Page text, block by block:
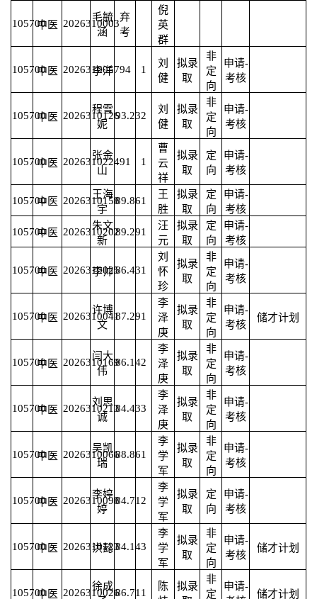
105700中医 2026310003
毛毓
涵
弃
考
倪
英
群
105700中医 2026310057
李洋 94 1
刘
健
拟录
取
非
定
向
申请-
考核
105700中医 2026310126
程雪
妮
93.232
刘
健
拟录
取
非
定
向
申请-
考核
105700中医 2026310224
张金
山
91 1
曹
云
祥
拟录
取
定
向
申请-
考核
105700中医 2026310158
王海
宇
89.861
王
胜
拟录
取
定
向
申请-
考核
105700中医 2026310202
朱文
新
89.291
汪
元
拟录
取
定
向
申请-
考核
105700中医 2026310025
李帅 86.431
刘
怀
珍
拟录
取
非
定
向
申请-
考核
105700中医 2026310041
许博
文
87.291
李
泽
庚
拟录
取
非
定
向
申请-
考核
储才计划
105700中医 2026310169
闫大
伟
86.142
李
泽
庚
拟录
取
非
定
向
申请-
考核
105700中医 2026310213
刘思
诚
84.433
李
泽
庚
拟录
取
非
定
向
申请-
考核
105700中医 2026310066
吴凯
瑞
88.861
李
学
军
拟录
取
非
定
向
申请-
考核
105700中医 2026310098
李婷
婷
84.71 2
李
学
军
拟录
取
定
向
申请-
考核
105700中医 2026310123
洪懿 84.143
李
学
军
拟录
取
非
定
向
申请-
考核
储才计划
105700中医 2026310026
徐成
86.71 1
陈
拟录
非
定
申请-
储才计划